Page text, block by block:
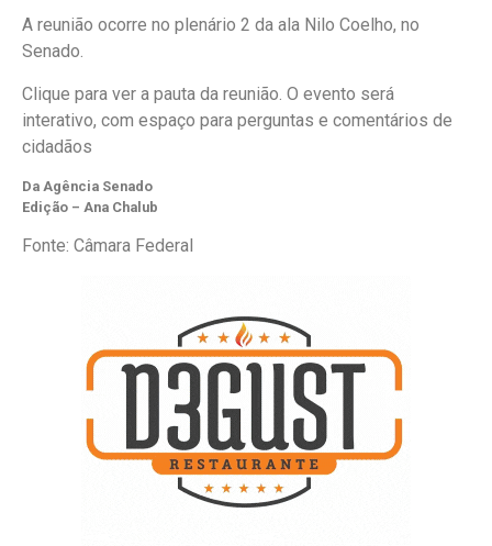
A reunião ocorre no plenário 2 da ala Nilo Coelho, no
Senado.
Clique para ver a pauta da reunião. O evento será
interativo, com espaço para perguntas e comentários de
cidadãos
Da Agência Senado
Edição – Ana Chalub
Fonte: Câmara Federal